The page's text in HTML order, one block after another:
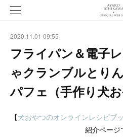
2020.11.01 09:55
フライパン＆電子
ゃクランブルとり
パフェ（手作り犬お
【犬おやつのオンラインレシピブ
紹介ページ